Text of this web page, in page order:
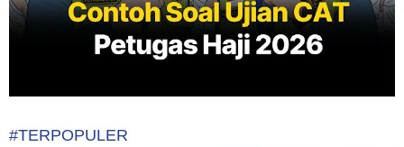
#TERPOPULER